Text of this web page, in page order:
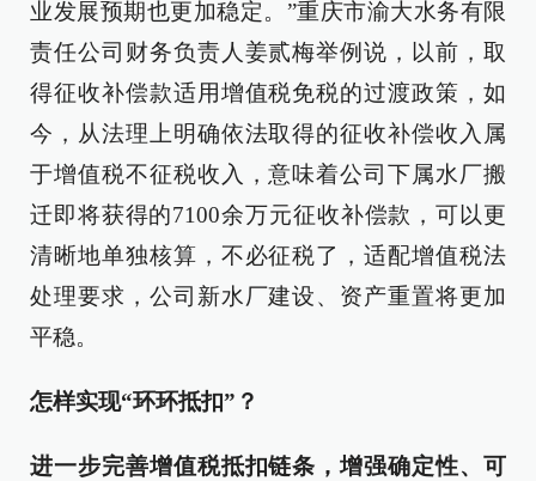
业发展预期也更加稳定。”重庆市渝大水务有限
责任公司财务负责人姜贰梅举例说，以前，取
得征收补偿款适用增值税免税的过渡政策，如
今，从法理上明确依法取得的征收补偿收入属
于增值税不征税收入，意味着公司下属水厂搬
迁即将获得的7100余万元征收补偿款，可以更
清晰地单独核算，不必征税了，适配增值税法
处理要求，公司新水厂建设、资产重置将更加
平稳。
怎样实现“环环抵扣”？
进一步完善增值税抵扣链条，增强确定性、可